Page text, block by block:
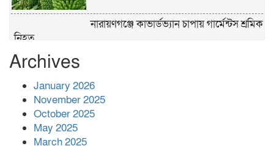
নারায়ণগঞ্জে কাভার্ডভ্যান চাপায় গার্মেন্টস শ্রমিক
নিহত
প্রশাসনের কর্তৃত্ব না থাকায় ধর্ষণ বেড়ে যাচ্ছে :
Archives
January 2026
November 2025
October 2025
May 2025
March 2025